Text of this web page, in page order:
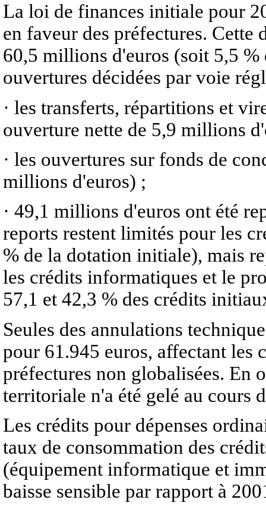
La loi de finances initiale pour
en faveur des préfectures. Cette
60,5 millions d'euros (soit 5,5
ouvertures décidées par voie
· les transferts, répartitions et
ouverture nette de 5,9 millions
· les ouvertures sur fonds de
millions d'euros) ;
· 49,1 millions d'euros ont été
reports restent limités pour les
% de la dotation initiale), mais
les crédits informatiques et le
57,1 et 42,3 % des crédits
Seules des annulations
pour 61.945 euros, affectant les
préfectures non globalisées. En
territoriale n'a été gelé au cours
Les crédits pour dépenses
taux de consommation des
(équipement informatique et
baisse sensible par rapport à